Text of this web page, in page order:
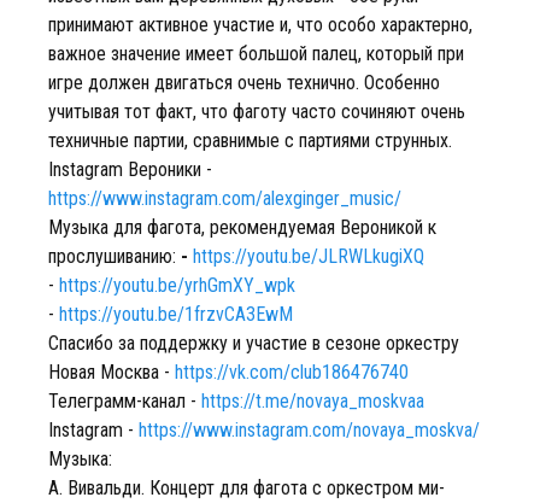
принимают активное участие и, что особо характерно,
важное значение имеет большой палец, который при
игре должен двигаться очень технично. Особенно
учитывая тот факт, что фаготу часто сочиняют очень
техничные партии, сравнимые с партиями струнных.
Instagram Вероники -
https://www.instagram.com/alexginger_music/
Музыка для фагота, рекомендуемая Вероникой к
прослушиванию: - https://youtu.be/JLRWLkugiXQ
- https://youtu.be/yrhGmXY_wpk
- https://youtu.be/1frzvCA3EwM
Спасибо за поддержку и участие в сезоне оркестру
Новая Москва - https://vk.com/club186476740
Телеграмм-канал - https://t.me/novaya_moskvaa
Instagram - https://www.instagram.com/novaya_moskva/
Музыка:
А. Вивальди. Концерт для фагота с оркестром ми-